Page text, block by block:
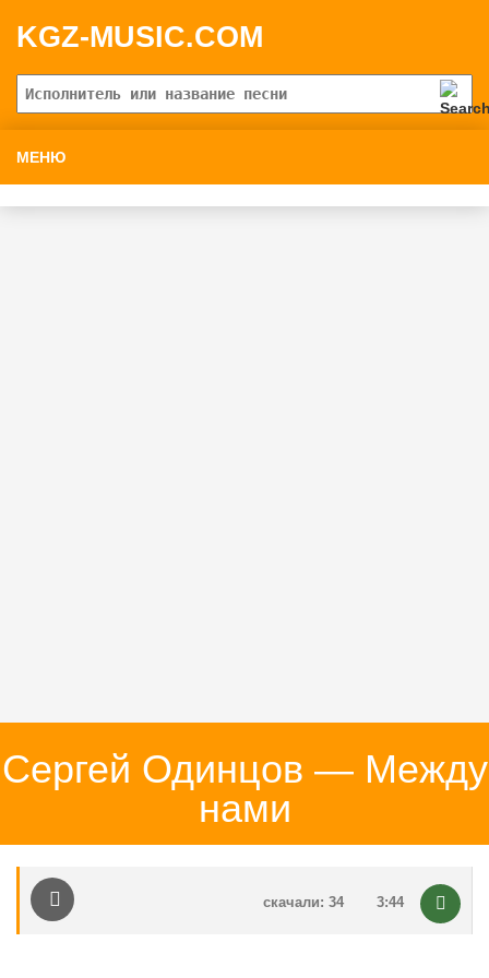
KGZ-MUSIC.COM
МЕНЮ
Сергей Одинцов — Между
нами
3:44
скачали: 34